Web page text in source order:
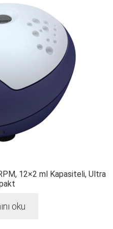
12×2 ml Kapasiteli, Ultra
oku